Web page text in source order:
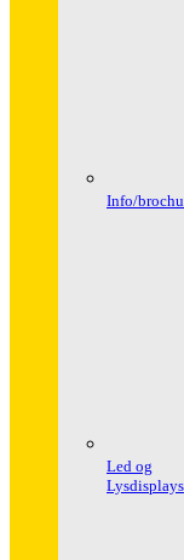
Info/
Led og
Lysdisplays